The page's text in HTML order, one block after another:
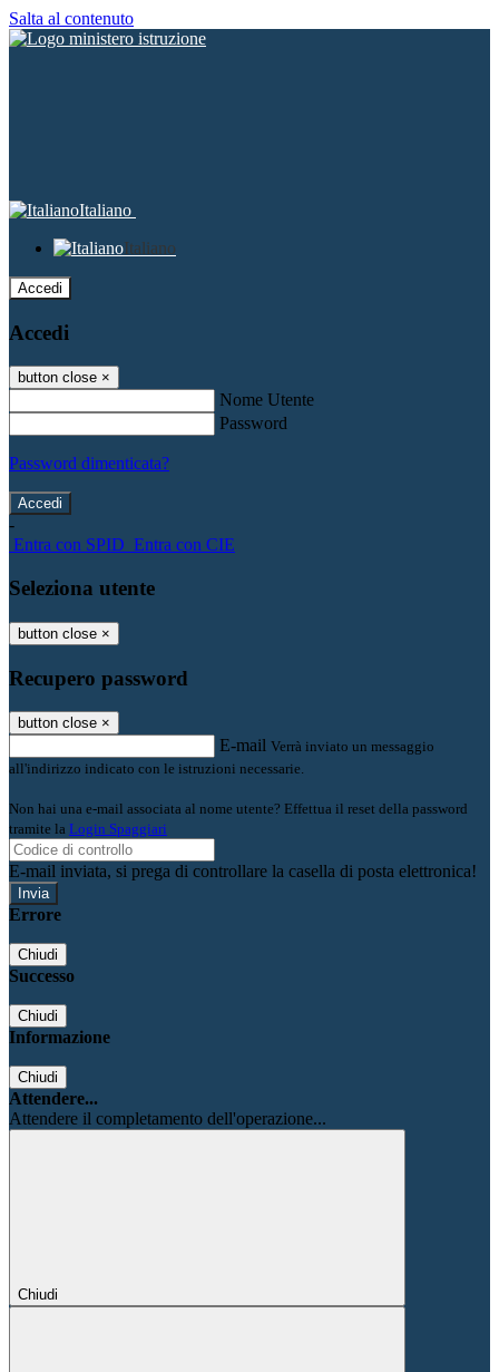
Salta al contenuto
Italiano
Italiano
Accedi
Accedi
button close ×
Nome Utente
Password
Password dimenticata?
-
Entra con SPID Entra con CIE
Seleziona utente
button close ×
Recupero password
button close ×
E-mail Verrà inviato un messaggio
all'indirizzo indicato con le istruzioni necessarie.
Non hai una e-mail associata al nome utente? Effettua il reset della password
tramite la Login Spaggiari
E-mail inviata, si prega di controllare la casella di posta elettronica!
Errore
Chiudi
Successo
Chiudi
Informazione
Chiudi
Attendere...
Attendere il completamento dell'operazione...
Chiudi